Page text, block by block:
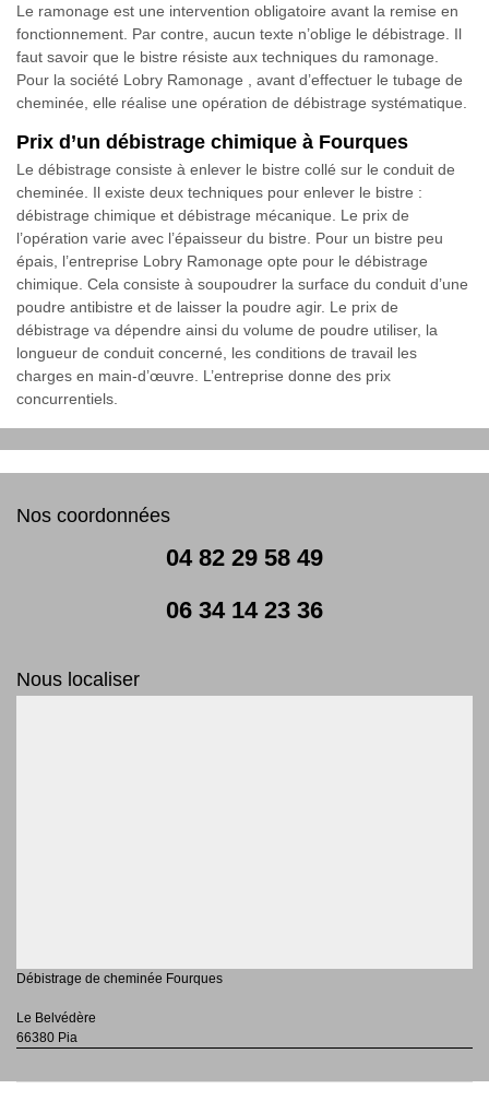
Le ramonage est une intervention obligatoire avant la remise en
fonctionnement. Par contre, aucun texte n’oblige le débistrage. Il
faut savoir que le bistre résiste aux techniques du ramonage.
Pour la société Lobry Ramonage , avant d’effectuer le tubage de
cheminée, elle réalise une opération de débistrage systématique.
Prix d’un débistrage chimique à Fourques
Le débistrage consiste à enlever le bistre collé sur le conduit de
cheminée. Il existe deux techniques pour enlever le bistre :
débistrage chimique et débistrage mécanique. Le prix de
l’opération varie avec l’épaisseur du bistre. Pour un bistre peu
épais, l’entreprise Lobry Ramonage opte pour le débistrage
chimique. Cela consiste à soupoudrer la surface du conduit d’une
poudre antibistre et de laisser la poudre agir. Le prix de
débistrage va dépendre ainsi du volume de poudre utiliser, la
longueur de conduit concerné, les conditions de travail les
charges en main-d’œuvre. L’entreprise donne des prix
concurrentiels.
Nos coordonnées
04 82 29 58 49
06 34 14 23 36
Nous localiser
Débistrage de cheminée Fourques
Le Belvédère
66380 Pia